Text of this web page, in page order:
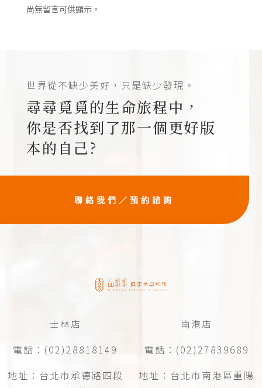
尚無留言可供顯示。
世界從不缺少美好，只是缺少發現。
尋尋覓覓的生命旅程中，
你是否找到了那一個更好版
本的自己?
聯絡我們／預約諮詢
士林店
電話：(02)28818149
地址：台北市承德路四段
南港店
電話：(02)27839689
地址：台北市南港區重陽